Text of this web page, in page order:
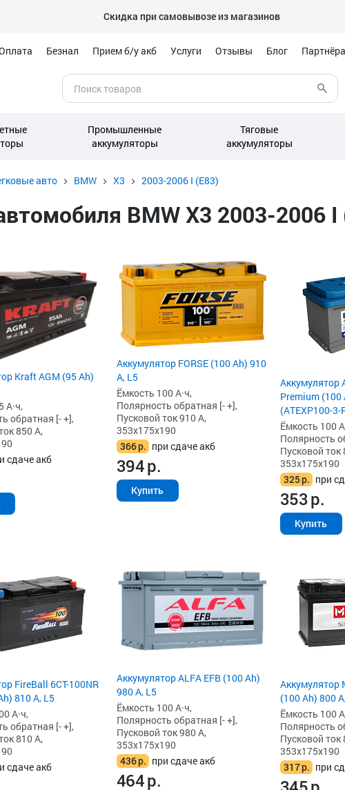
Скидка при самовывозе из магазинов
Безнал Прием б/у акб Услуги Отзывы Блог
Промышленные
аккумуляторы
Тяговые
аккумуляторы
авто BMW X3 2003-2006 I (E83)
BMW X3 2003-2006 I
Kraft AGM (95 Ah)
А·ч,
обратная [- +],
850 А,
сдаче акб
Аккумулятор FORSE (100 Ah) 910
А, L5
Ёмкость 100 А·ч,
Полярность обратная [- +],
Пусковой ток 910 А,
353x175x190
366р. при сдаче акб
394р.
Купить
Аккумулятор
Premium (100
(ATEXP100-3-
Ёмкость 100
Полярность
Пусковой ток
353x175x190
325р. при
353р.
Купить
FireBall 6СТ-100NR
810 А, L5
А·ч,
обратная [- +],
810 А,
сдаче акб
Аккумулятор ALFA EFB (100 Ah)
980 А, L5
Ёмкость 100 А·ч,
Полярность обратная [- +],
Пусковой ток 980 А,
353x175x190
436р. при сдаче акб
464р.
Аккумулятор
(100 Ah) 800
Ёмкость 100
Полярность
Пусковой ток
353x175x190
317р. при